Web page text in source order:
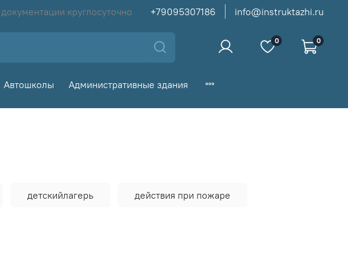
круглосуточно +79095307186 info@instruktazhi.ru
0 0
Автошколы Административные здания
детскийлагерь действия при пожаре